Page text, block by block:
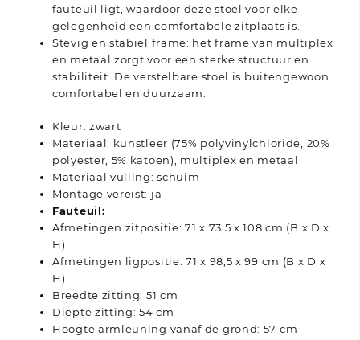
fauteuil ligt, waardoor deze stoel voor elke
gelegenheid een comfortabele zitplaats is.
Stevig en stabiel frame: het frame van multiplex
en metaal zorgt voor een sterke structuur en
stabiliteit. De verstelbare stoel is buitengewoon
comfortabel en duurzaam.
Kleur: zwart
Materiaal: kunstleer (75% polyvinylchloride, 20%
polyester, 5% katoen), multiplex en metaal
Materiaal vulling: schuim
Montage vereist: ja
Fauteuil:
Afmetingen zitpositie: 71 x 73,5 x 108 cm (B x D x
H)
Afmetingen ligpositie: 71 x 98,5 x 99 cm (B x D x
H)
Breedte zitting: 51 cm
Diepte zitting: 54 cm
Hoogte armleuning vanaf de grond: 57 cm